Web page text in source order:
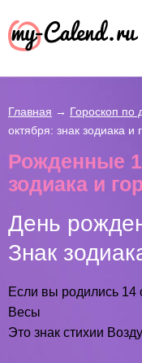
Главная → Гороскоп по
октября: знак зодиака и
Рожденные
зодиака и
День
Знак
Если вы родились 14
Весы
Это знак стихии